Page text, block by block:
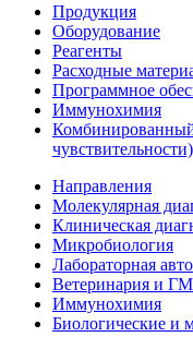
Продукция
Оборудование
Реагенты
Расходные
Программное
Иммунохимия
чувствительности)
Направления
Молекулярная
Клиническая
Микробиология
Лабораторная
Ветеринария и
Иммунохимия
Биологические и